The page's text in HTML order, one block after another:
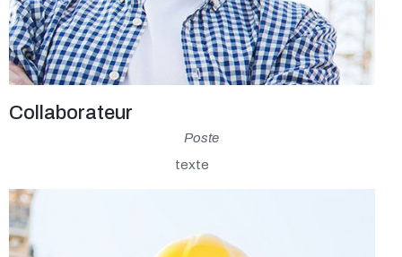
Collaborateur
Poste
texte